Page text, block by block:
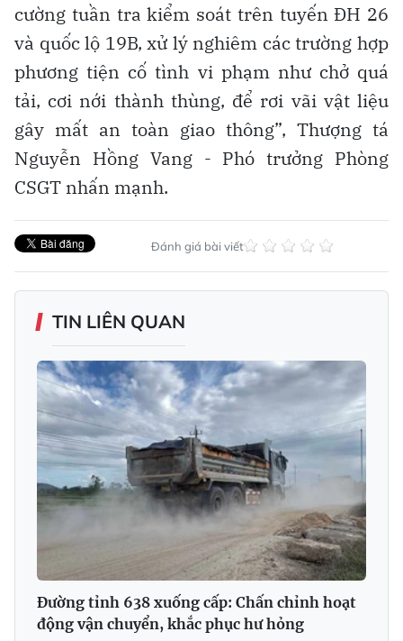
cường tuần tra kiểm soát trên tuyến ĐH 26
và quốc lộ 19B, xử lý nghiêm các trường hợp
phương tiện cố tình vi phạm như chở quá
tải, cơi nới thành thùng, để rơi vãi vật liệu
gây mất an toàn giao thông”, Thượng tá
Nguyễn Hồng Vang - Phó trưởng Phòng
CSGT nhấn mạnh.
Đánh giá bài viết
TIN LIÊN QUAN
Đường tỉnh 638 xuống cấp: Chấn chỉnh hoạt
động vận chuyển, khắc phục hư hỏng